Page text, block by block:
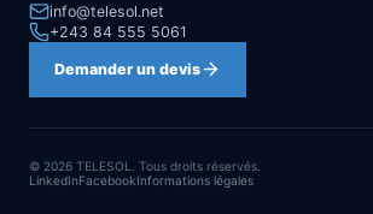
info@telesol.net
+243 84 555 5061
Demander un devis
© 2026 TELESOL. Tous droits réservés
LinkedInFacebookInformations légales